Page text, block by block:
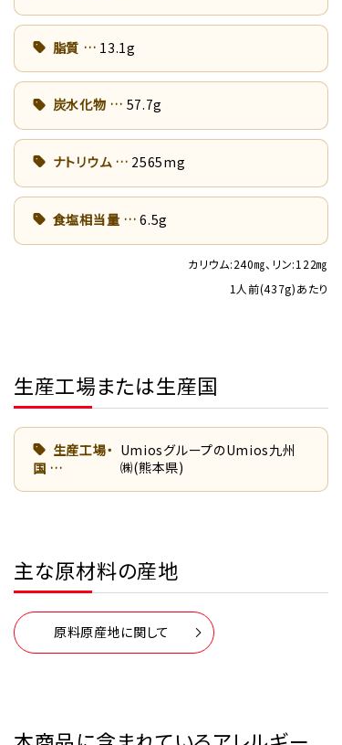
脂質 13.1g
炭水化物 57.7g
ナトリウム 2565mg
食塩相当量 6.5g
カリウム:240㎎、リン:122㎎
1人前(437g)あたり
生産工場または生産国
生産工場・
国
UmiosグループのUmios九州
㈱(熊本県)
主な原材料の産地
原料原産地に関して